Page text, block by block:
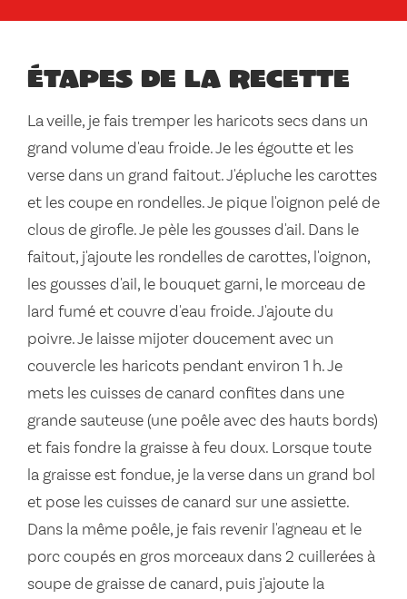
Étapes de la recette
La veille, je fais tremper les haricots secs dans un
grand volume d'eau froide. Je les égoutte et les
verse dans un grand faitout. J'épluche les carottes
et les coupe en rondelles. Je pique l'oignon pelé de
clous de girofle. Je pèle les gousses d'ail. Dans le
faitout, j'ajoute les rondelles de carottes, l'oignon,
les gousses d'ail, le bouquet garni, le morceau de
lard fumé et couvre d'eau froide. J'ajoute du
poivre. Je laisse mijoter doucement avec un
couvercle les haricots pendant environ 1 h. Je
mets les cuisses de canard confites dans une
grande sauteuse (une poêle avec des hauts bords)
et fais fondre la graisse à feu doux. Lorsque toute
la graisse est fondue, je la verse dans un grand bol
et pose les cuisses de canard sur une assiette.
Dans la même poêle, je fais revenir l'agneau et le
porc coupés en gros morceaux dans 2 cuillerées à
soupe de graisse de canard, puis j'ajoute la